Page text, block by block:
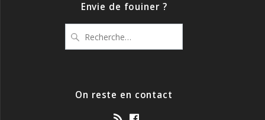
Envie de fouiner ?
pour
On reste en contact